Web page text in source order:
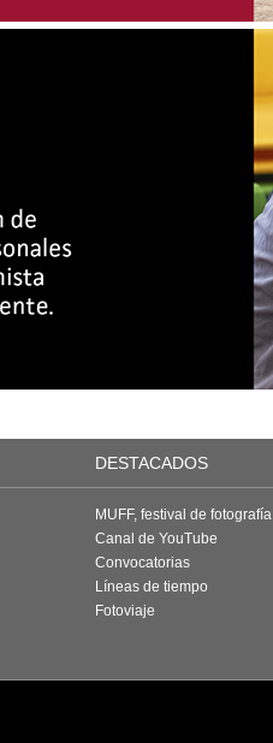
DESTACADOS
MUFF, festival de fotografía
Canal de YouTube
Convocatorias
Líneas de tiempo
Fotoviaje